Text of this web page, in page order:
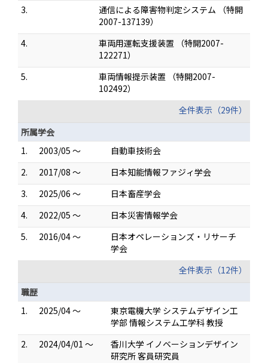
3.
通信による障害物判定システム （特開
2007-137139）
4.
車両用運転支援装置 （特開2007-
122271）
5.
車両情報提示装置 （特開2007-
102492）
全件表示（29件）
所属学会
1.
2003/05 ～
自動車技術会
2.
2017/08 ～
日本知能情報ファジィ学会
3.
2025/06 ～
日本畜産学会
4.
2022/05 ～
日本災害情報学会
5.
2016/04 ～
日本オペレーションズ・リサーチ
学会
全件表示（12件）
職歴
1.
2025/04 ～
東京電機大学 システムデザイン工
学部 情報システム工学科 教授
2.
2024/04/01 ～
香川大学 イノベーションデザイン
研究所 客員研究員